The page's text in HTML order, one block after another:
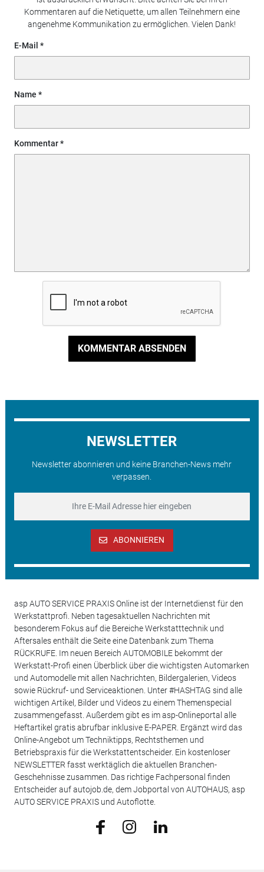
Kommentaren auf die Netiquette, um allen Teilnehmern eine
angenehme Kommunikation zu ermöglichen. Vielen Dank!
E-Mail
Name
Kommentar
KOMMENTAR ABSENDEN
NEWSLETTER
Newsletter abonnieren und keine Branchen-News mehr
verpassen.
ABONNIEREN
asp AUTO SERVICE PRAXIS Online ist der Internetdienst für den
Werkstattprofi. Neben tagesaktuellen Nachrichten mit
besonderem Fokus auf die Bereiche Werkstatttechnik und
Aftersales enthält die Seite eine Datenbank zum Thema
RÜCKRUFE. Im neuen Bereich AUTOMOBILE bekommt der
Werkstatt-Profi einen Überblick über die wichtigsten Automarken
und Automodelle mit allen Nachrichten, Bildergalerien, Videos
sowie Rückruf- und Serviceaktionen. Unter #HASHTAG sind alle
wichtigen Artikel, Bilder und Videos zu einem Themenspecial
zusammengefasst. Außerdem gibt es im asp-Onlineportal alle
Heftartikel gratis abrufbar inklusive E-PAPER. Ergänzt wird das
Online-Angebot um Techniktipps, Rechtsthemen und
Betriebspraxis für die Werkstattentscheider. Ein kostenloser
NEWSLETTER fasst werktäglich die aktuellen Branchen-
Geschehnisse zusammen. Das richtige Fachpersonal finden
Entscheider auf autojob.de, dem Jobportal von AUTOHAUS, asp
AUTO SERVICE PRAXIS und Autoflotte.